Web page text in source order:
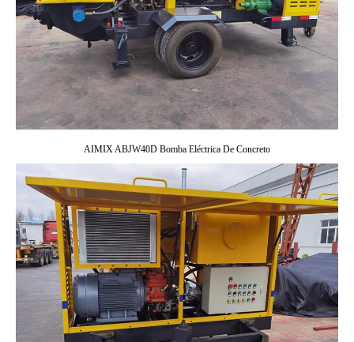
AIMIX ABJW40D Bomba Eléctrica De Concreto